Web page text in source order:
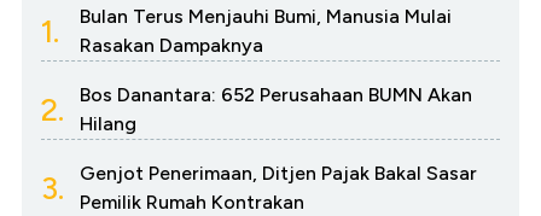
1.
Bulan Terus Menjauhi Bumi, Manusia Mulai
Rasakan Dampaknya
2.
Bos Danantara: 652 Perusahaan BUMN Akan
Hilang
3.
Genjot Penerimaan, Ditjen Pajak Bakal Sasar
Pemilik Rumah Kontrakan